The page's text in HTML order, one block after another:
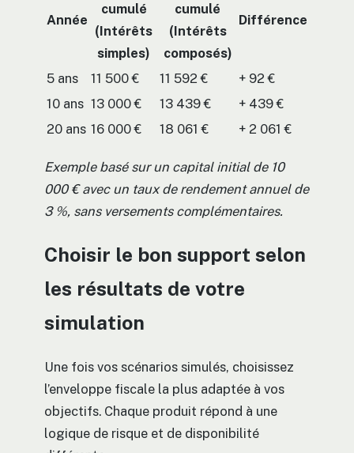
Année
cumulé
(Intérêts
simples)
cumulé
(Intérêts
composés)
Différence
5 ans 11 500 € 11 592 €
+ 92 €
10 ans 13 000 € 13 439 €
+ 439 €
20 ans 16 000 € 18 061 € + 2 061 €
Exemple basé sur un capital initial de 10
000 € avec un taux de rendement annuel de
3 %, sans versements complémentaires.
Choisir le bon support selon
les résultats de votre
simulation
Une fois vos scénarios simulés, choisissez
l’enveloppe fiscale la plus adaptée à vos
objectifs. Chaque produit répond à une
logique de risque et de disponibilité